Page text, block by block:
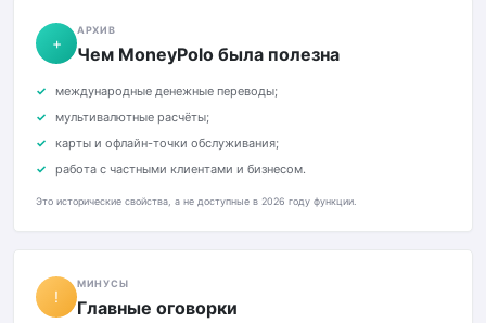
+
АРХИВ
Чем MoneyPolo была полезна
международные денежные переводы;
мультивалютные расчёты;
карты и офлайн-точки обслуживания;
работа с частными клиентами и бизнесом.
Это исторические свойства, а не доступные в 2026 году функции.
!
МИНУСЫ
Главные оговорки